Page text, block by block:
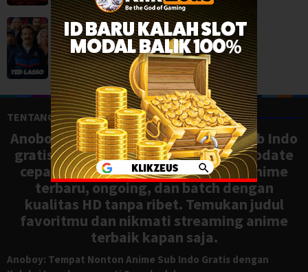
Ted Lasso Season 4 (2026)
Comedy,Drama,Serial TV,USA
TENTANG ANOBOY
Anoboy adalah situs nonton anime sub Indo
gratis dengan koleksi lengkap dan update
cepat, mirip Samehadaku. Tonton anime
terbaru, ongoing, dan batch dengan
kualitas HD tanpa ribet. Temukan judul
favoritmu dan nikmati streaming anime
terbaik kapan saja.
Anoboy: Tempat Nonton Anime Sub Indo Gratis dengan